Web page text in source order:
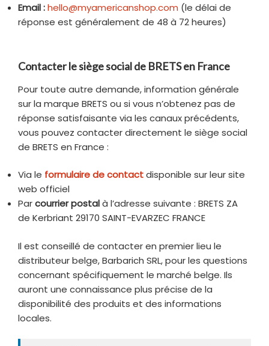
Email :hello@myamericanshop.com (le délai de
réponse est généralement de 48 à 72 heures)
Contacter le siège social de BRETS en France
Pour toute autre demande, information générale
sur la marque BRETS ou si vous n’obtenez pas de
réponse satisfaisante via les canaux précédents,
vous pouvez contacter directement le siège social
de BRETS en France :
Via le formulaire de contactdisponible sur leur site
web officiel
Parcourrier postalà l’adresse suivante : BRETS ZA
de Kerbriant 29170 SAINT-EVARZEC FRANCE
Il est conseillé de contacter en premier lieu le
distributeur belge, Barbarich SRL, pour les questions
concernant spécifiquement le marché belge. Ils
auront une connaissance plus précise de la
disponibilité des produits et des informations
locales.